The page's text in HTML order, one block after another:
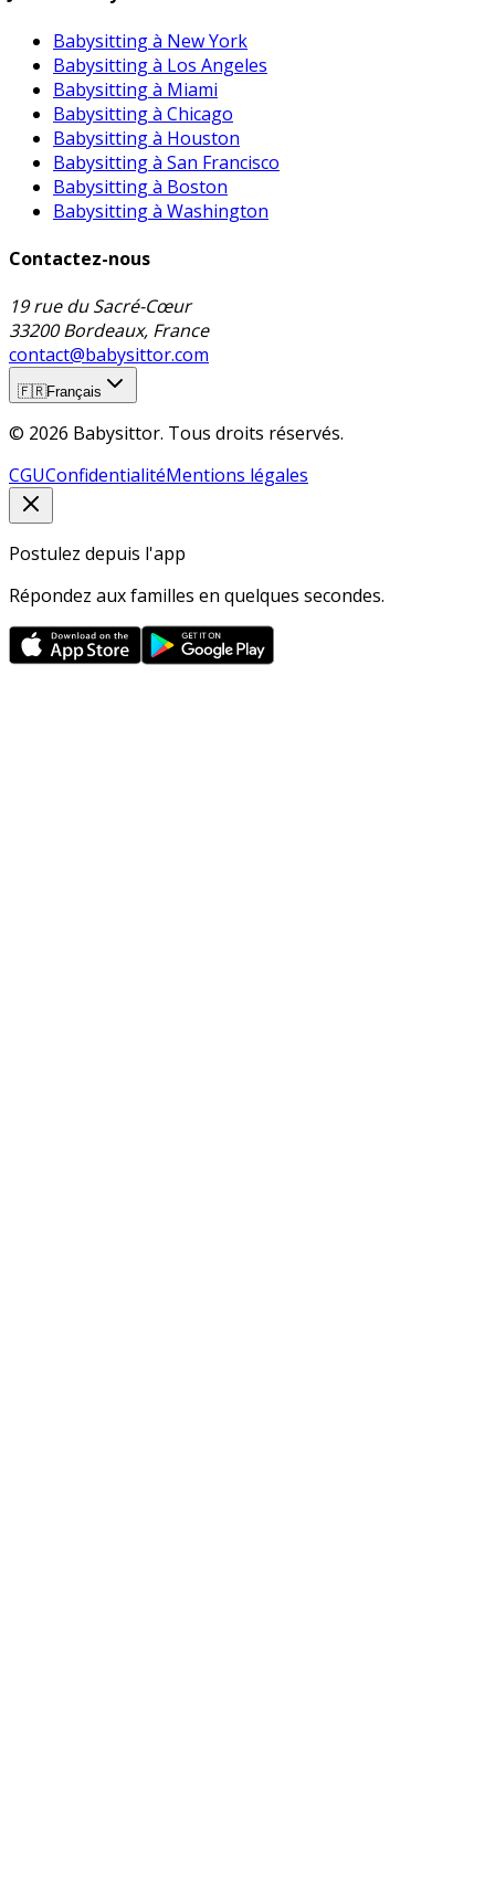
Babysitting à New York
Babysitting à Los Angeles
Babysitting à Miami
Babysitting à Chicago
Babysitting à Houston
Babysitting à San Francisco
Babysitting à Boston
Babysitting à Washington
Contactez-nous
19 rue du Sacré-Cœur
33200 Bordeaux, France
contact@babysittor.com
🇫🇷Français
© 2026 Babysittor. Tous droits réservés.
CGUConfidentialitéMentions légales
Postulez depuis l'app
Répondez aux familles en quelques secondes.